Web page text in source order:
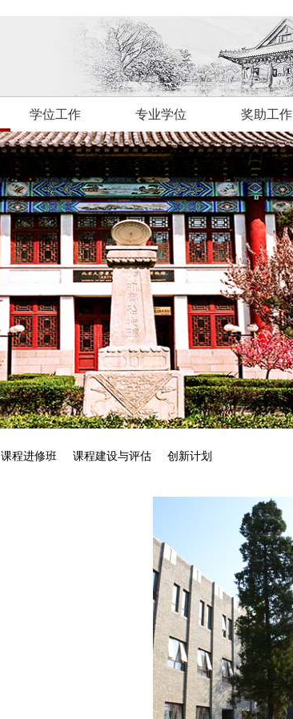
学位工作 专业学位 奖助工作
课程进修班 课程建设与评估 创新计划